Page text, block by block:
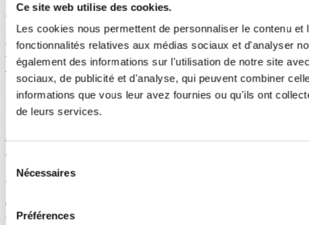
Ce site web utilise des cookies.
Les cookies nous permettent de personnaliser le contenu
fonctionnalités relatives aux médias sociaux et d'analyser
également des informations sur l'utilisation de notre site
sociaux, de publicité et d'analyse, qui peuvent combiner
informations que vous leur avez fournies ou qu'ils ont
de leurs services.
Sélection
Nécessaires
Préférences
450 833-6662
info@kanamouche.com
www.kanamouche.com
Tourisme Lanaudière www.lanaudiere.ca
Publications reliées
La Pourvoirie du Lac Blanc, à la frontière de la
Mauricie et de Lanaudière
21 mars 2013
Je pensais signer mon dernier billet motoneige avec L'authentique
Pourvoirie Kan-À-Mouche. Mais la nostalgie de la fin de saison